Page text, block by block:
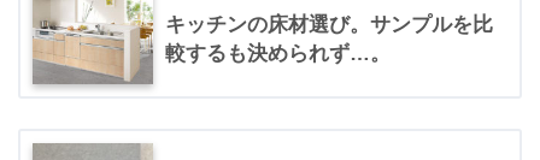
キッチンの床材選び。サンプルを比
較するも決められず…。